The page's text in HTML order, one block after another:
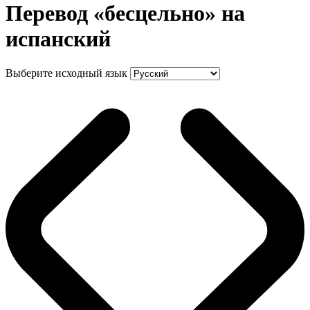
Перевод «бесцельно» на
испанский
Выберите исходный язык